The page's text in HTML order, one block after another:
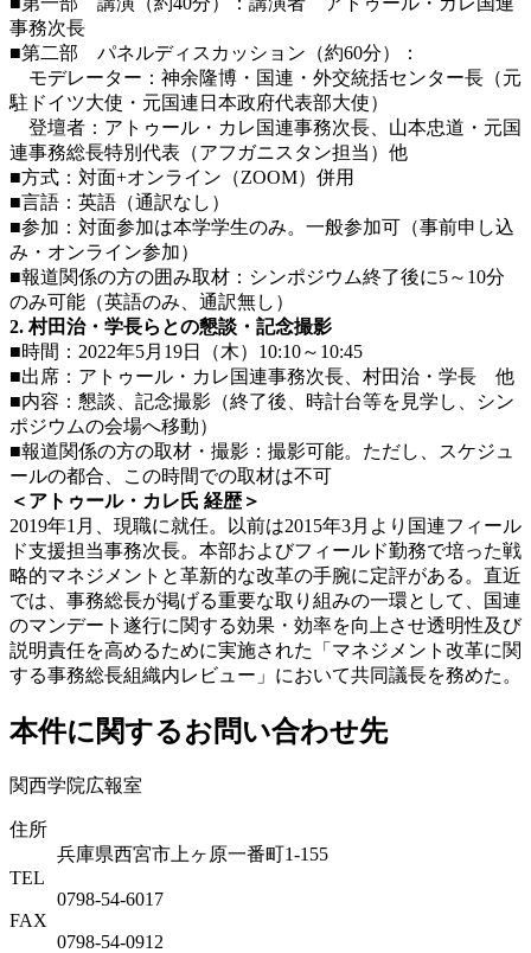
事務次長
■第二部 パネルディスカッション（約60分）：
モデレーター：神余隆博・国連・外交統括センター長（元
駐ドイツ大使・元国連日本政府代表部大使）
登壇者：アトゥール・カレ国連事務次長、山本忠道・元国
連事務総長特別代表（アフガニスタン担当）他
■方式：対面+オンライン（ZOOM）併用
■言語：英語（通訳なし）
■参加：対面参加は本学学生のみ。一般参加可（事前申し込
み・オンライン参加）
■報道関係の方の囲み取材：シンポジウム終了後に5～10分
のみ可能（英語のみ、通訳無し）
2. 村田治・学長らとの懇談・記念撮影
■時間：2022年5月19日（木）10:10～10:45
■出席：アトゥール・カレ国連事務次長、村田治・学長 他
■内容：懇談、記念撮影（終了後、時計台等を見学し、シン
ポジウムの会場へ移動）
■報道関係の方の取材・撮影：撮影可能。ただし、スケジュ
ールの都合、この時間での取材は不可
＜アトゥール・カレ氏 経歴＞
2019年1月、現職に就任。以前は2015年3月より国連フィール
ド支援担当事務次長。本部およびフィールド勤務で培った戦
略的マネジメントと革新的な改革の手腕に定評がある。直近
では、事務総長が掲げる重要な取り組みの一環として、国連
のマンデート遂行に関する効果・効率を向上させ透明性及び
説明責任を高めるために実施された「マネジメント改革に関
する事務総長組織内レビュー」において共同議長を務めた。
本件に関するお問い合わせ先
関西学院広報室
住所
兵庫県西宮市上ヶ原一番町1-155
TEL
0798-54-6017
FAX
0798-54-0912